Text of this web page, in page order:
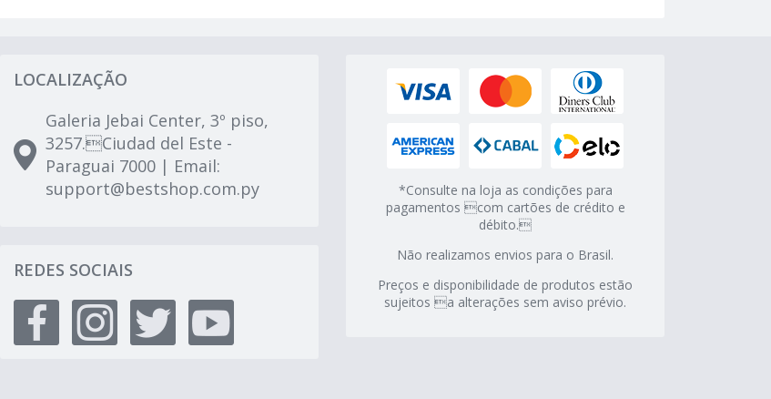
LOCALIZAÇÃO
Galeria Jebai Center, 3º piso,
3257.Ciudad del Este -
Paraguai 7000 | Email:
support@bestshop.com.py
REDES SOCIAIS
*Consulte na loja as condições para
pagamentos com cartões de crédito e
débito.
Não realizamos envios para o Brasil.
Preços e disponibilidade de produtos estão
sujeitos a alterações sem aviso prévio.